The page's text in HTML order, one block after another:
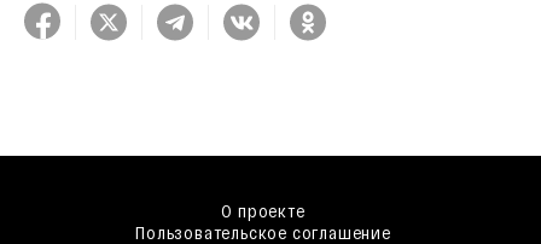
О проекте
Пользовательское соглашение